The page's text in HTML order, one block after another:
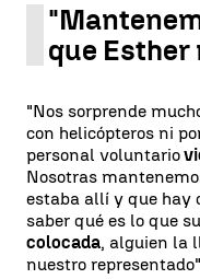
que
"Nos sorprende
con helicópteros ni
personal voluntario
Nosotras
estaba allí y que hay
saber qué es lo que
colocada, alguien la
nuestro